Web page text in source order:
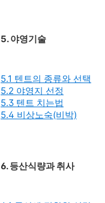
5. 야영기술
5.1 텐트의 종류와 선택
5.2 야영지 선정
5.3 텐트 치는법
5.4 비상노숙(비박)
6. 등산식량과 취사